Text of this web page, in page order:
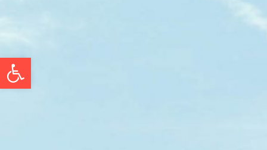
Abrir barra de herramientas